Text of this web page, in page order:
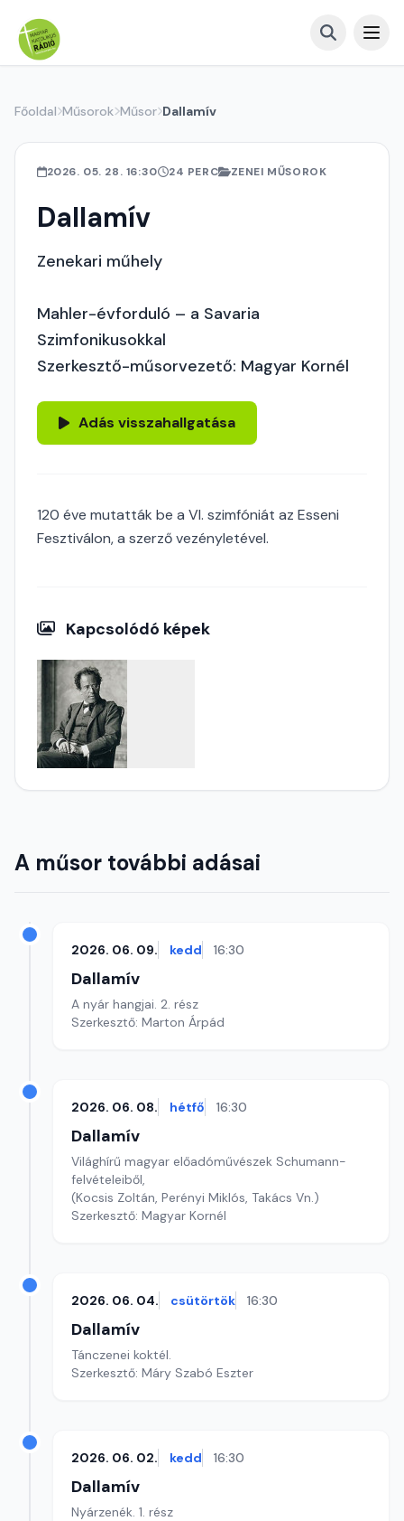
Főoldal Műsorok Műsor Dallamív
2026. 05. 28. 16:30 24 PERC ZENEI MŰSOROK
Dallamív
Zenekari műhely
Mahler-évforduló – a Savaria
Szimfonikusokkal
Szerkesztő-műsorvezető: Magyar Kornél
Adás visszahallgatása
120 éve mutatták be a VI. szimfóniát az Esseni
Fesztiválon, a szerző vezényletével.
Kapcsolódó képek
A műsor további adásai
2026. 06. 09. kedd 16:30
Dallamív
A nyár hangjai. 2. rész
Szerkesztő: Marton Árpád
2026. 06. 08. hétfő 16:30
Dallamív
Világhírű magyar előadóművészek Schumann-
felvételeiből,
(Kocsis Zoltán, Perényi Miklós, Takács Vn.)
Szerkesztő: Magyar Kornél
2026. 06. 04. csütörtök 16:30
Dallamív
Tánczenei koktél.
Szerkesztő: Máry Szabó Eszter
2026. 06. 02. kedd 16:30
Dallamív
Nyárzenék. 1. rész